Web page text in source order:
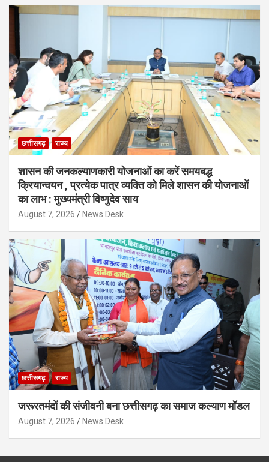
छत्तीसगढ़ राज्य
शासन की जनकल्याणकारी योजनाओं का करें समयबद्ध
क्रियान्वयन , प्रत्येक पात्र व्यक्ति को मिले शासन की योजनाओं
का लाभ : मुख्यमंत्री विष्णुदेव साय
August 7, 2026 News Desk
छत्तीसगढ़ राज्य
जरूरतमंदों की संजीवनी बना छत्तीसगढ़ का समाज कल्याण मॉडल
August 7, 2026 News Desk